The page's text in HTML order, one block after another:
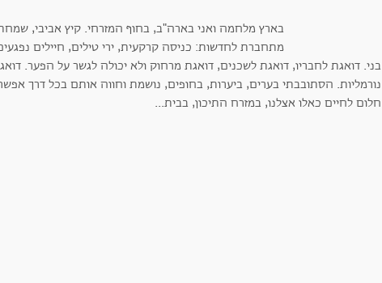
בארץ מלחמה ואני בארה"ב, בחוף המזרחי. קיץ אביבי,
מתחברת לחדשות: כניסה קרקעית, ירי טילים, חיילים
בני. דואגת לחבריו, דואגת לשכנים, דואגת מרחוק ולא יכולה לגשר על הפער.
נורמליות. הסתובבתי בערים, ביערות, בחופים, נושמת וחווה אותם בכל דרך
חלום לחיים כאלו אצלנו, במזרח התיכון, בבית...